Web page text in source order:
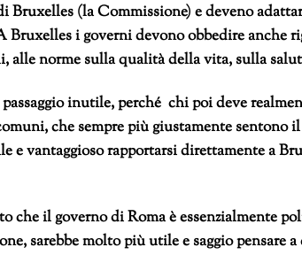
Bruxelles (la Commissione) e deveno
Bruxelles i governi devono obbedire anche
alle norme sulla qualità della vita, sulla
inutile, perché chi poi deve
che sempre più giustamente
e vantaggioso rapportarsi direttamente a
che il governo di Roma è essenzialmente
sarebbe molto più utile e saggio